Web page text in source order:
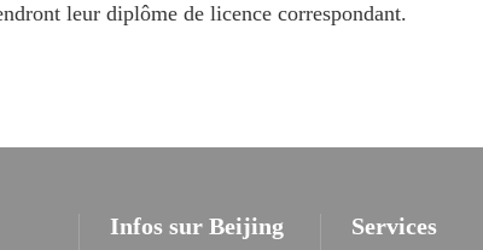
leur diplôme de licence correspondant.
Infos sur Beijing Services